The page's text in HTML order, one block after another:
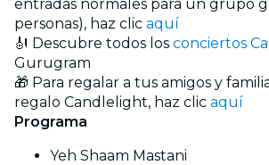
entradas normales para un grupo
personas), haz clic aquí
🎻 Descubre todos los conciertos
Gurugram
🎁 Para regalar a tus amigos y
regalo Candlelight, haz clic aquí
Programa
Yeh Shaam Mastani